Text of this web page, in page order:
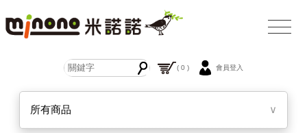
( 0 ) 會員登入
所有商品 ∨